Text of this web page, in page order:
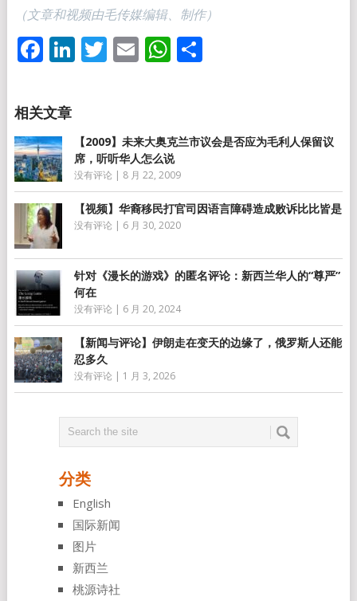
（文章和视频由毛传媒编辑、制作）
Facebook
LinkedIn
Twitter
EmailWhatsApp
分
【2009】未来大奥克兰市议会是否应为毛利人保留议
席，听听华人怎么说
没有评论 | 8 月 22, 2009
【视频】华裔移民打官司因语言障碍造成败诉比比皆是
没有评论 | 6 月 30, 2020
针对《漫长的游戏》的匿名评论：新西兰华人的“尊严”
何在
没有评论 | 6 月 20, 2024
【新闻与评论】伊朗走在变天的边缘了，俄罗斯人还能
忍多久
没有评论 | 1 月 3, 2026
分类
English
国际新闻
图片
新西兰
桃源诗社